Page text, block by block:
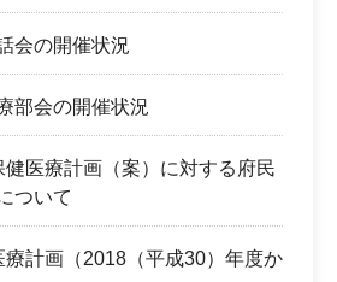
会の開催状況
部会の開催状況
医療計画（案）に対する府民
ついて
療計画（2018（平成30）年度か